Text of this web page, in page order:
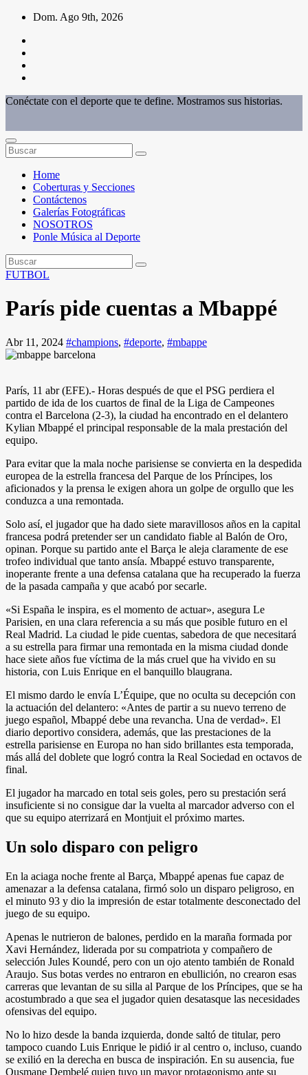
Saltar
contenido
Dom. Ago 9th, 2026
Conéctate con el deporte que te define. Mostramos sus historias.
Home
Coberturas y Secciones
Contáctenos
Galerías Fotográficas
NOSOTROS
Ponle Música al Deporte
FUTBOL
París pide cuentas a Mbappé
Abr 11, 2024 #champions, #deporte, #mbappe
París, 11 abr (EFE).- Horas después de que el PSG perdiera el
partido de ida de los cuartos de final de la Liga de Campeones
contra el Barcelona (2-3), la ciudad ha encontrado en el delantero
Kylian Mbappé el principal responsable de la mala prestación del
equipo.
Para evitar que la mala noche parisiense se convierta en la despedida
europea de la estrella francesa del Parque de los Príncipes, los
aficionados y la prensa le exigen ahora un golpe de orgullo que les
conduzca a una remontada.
Solo así, el jugador que ha dado siete maravillosos años en la capital
francesa podrá pretender ser un candidato fiable al Balón de Oro,
opinan. Porque su partido ante el Barça le aleja claramente de ese
trofeo individual que tanto ansía. Mbappé estuvo transparente,
inoperante frente a una defensa catalana que ha recuperado la fuerza
de la pasada campaña y que acabó por secarle.
«Si España le inspira, es el momento de actuar», asegura Le
Parisien, en una clara referencia a su más que posible futuro en el
Real Madrid. La ciudad le pide cuentas, sabedora de que necesitará
a su estrella para firmar una remontada en la misma ciudad donde
hace siete años fue víctima de la más cruel que ha vivido en su
historia, con Luis Enrique en el banquillo blaugrana.
El mismo dardo le envía L’Équipe, que no oculta su decepción con
la actuación del delantero: «Antes de partir a su nuevo terreno de
juego español, Mbappé debe una revancha. Una de verdad». El
diario deportivo considera, además, que las prestaciones de la
estrella parisiense en Europa no han sido brillantes esta temporada,
más allá del doblete que logró contra la Real Sociedad en octavos de
final.
El jugador ha marcado en total seis goles, pero su prestación será
insuficiente si no consigue dar la vuelta al marcador adverso con el
que su equipo aterrizará en Montjuit el próximo martes.
Un solo disparo con peligro
En la aciaga noche frente al Barça, Mbappé apenas fue capaz de
amenazar a la defensa catalana, firmó solo un disparo peligroso, en
el minuto 93 y dio la impresión de estar totalmente desconectado del
juego de su equipo.
Apenas le nutrieron de balones, perdido en la maraña formada por
Xavi Hernández, liderada por su compatriota y compañero de
selección Jules Koundé, pero con un ojo atento también de Ronald
Araujo. Sus botas verdes no entraron en ebullición, no crearon esas
carreras que levantan de su silla al Parque de los Príncipes, que se ha
acostumbrado a que sea el jugador quien desatasque las necesidades
ofensivas del equipo.
No lo hizo desde la banda izquierda, donde saltó de titular, pero
tampoco cuando Luis Enrique le pidió ir al centro o, incluso, cuando
se exilió en la derecha en busca de inspiración. En su ausencia, fue
Ousmane Dembelé quien tuvo un mayor protagonismo ante su